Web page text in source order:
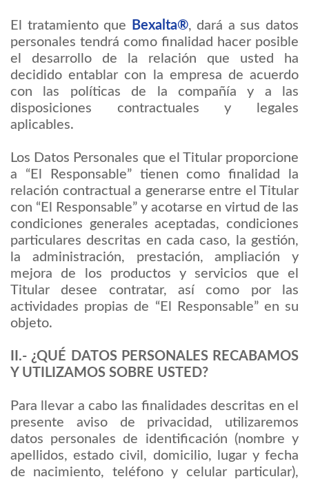
El tratamiento que Bexalta®, dará a sus datos
personales tendrá como finalidad hacer posible
el desarrollo de la relación que usted ha
decidido entablar con la empresa de acuerdo
con las políticas de la compañía y a las
disposiciones contractuales y legales
aplicables.
Los Datos Personales que el Titular proporcione
a “El Responsable” tienen como finalidad la
relación contractual a generarse entre el Titular
con “El Responsable” y acotarse en virtud de las
condiciones generales aceptadas, condiciones
particulares descritas en cada caso, la gestión,
la administración, prestación, ampliación y
mejora de los productos y servicios que el
Titular desee contratar, así como por las
actividades propias de “El Responsable” en su
objeto.
II.- ¿QUÉ DATOS PERSONALES RECABAMOS
Y UTILIZAMOS SOBRE USTED?
Para llevar a cabo las finalidades descritas en el
presente aviso de privacidad, utilizaremos
datos personales de identificación (nombre y
apellidos, estado civil, domicilio, lugar y fecha
de nacimiento, teléfono y celular particular),